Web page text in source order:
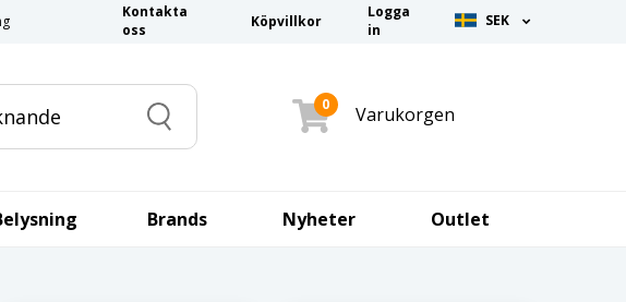
Kontakta
oss
Köpvillkor
Logga
in
SEK
Search
0 Varukorgen
Brands Nyheter Outlet